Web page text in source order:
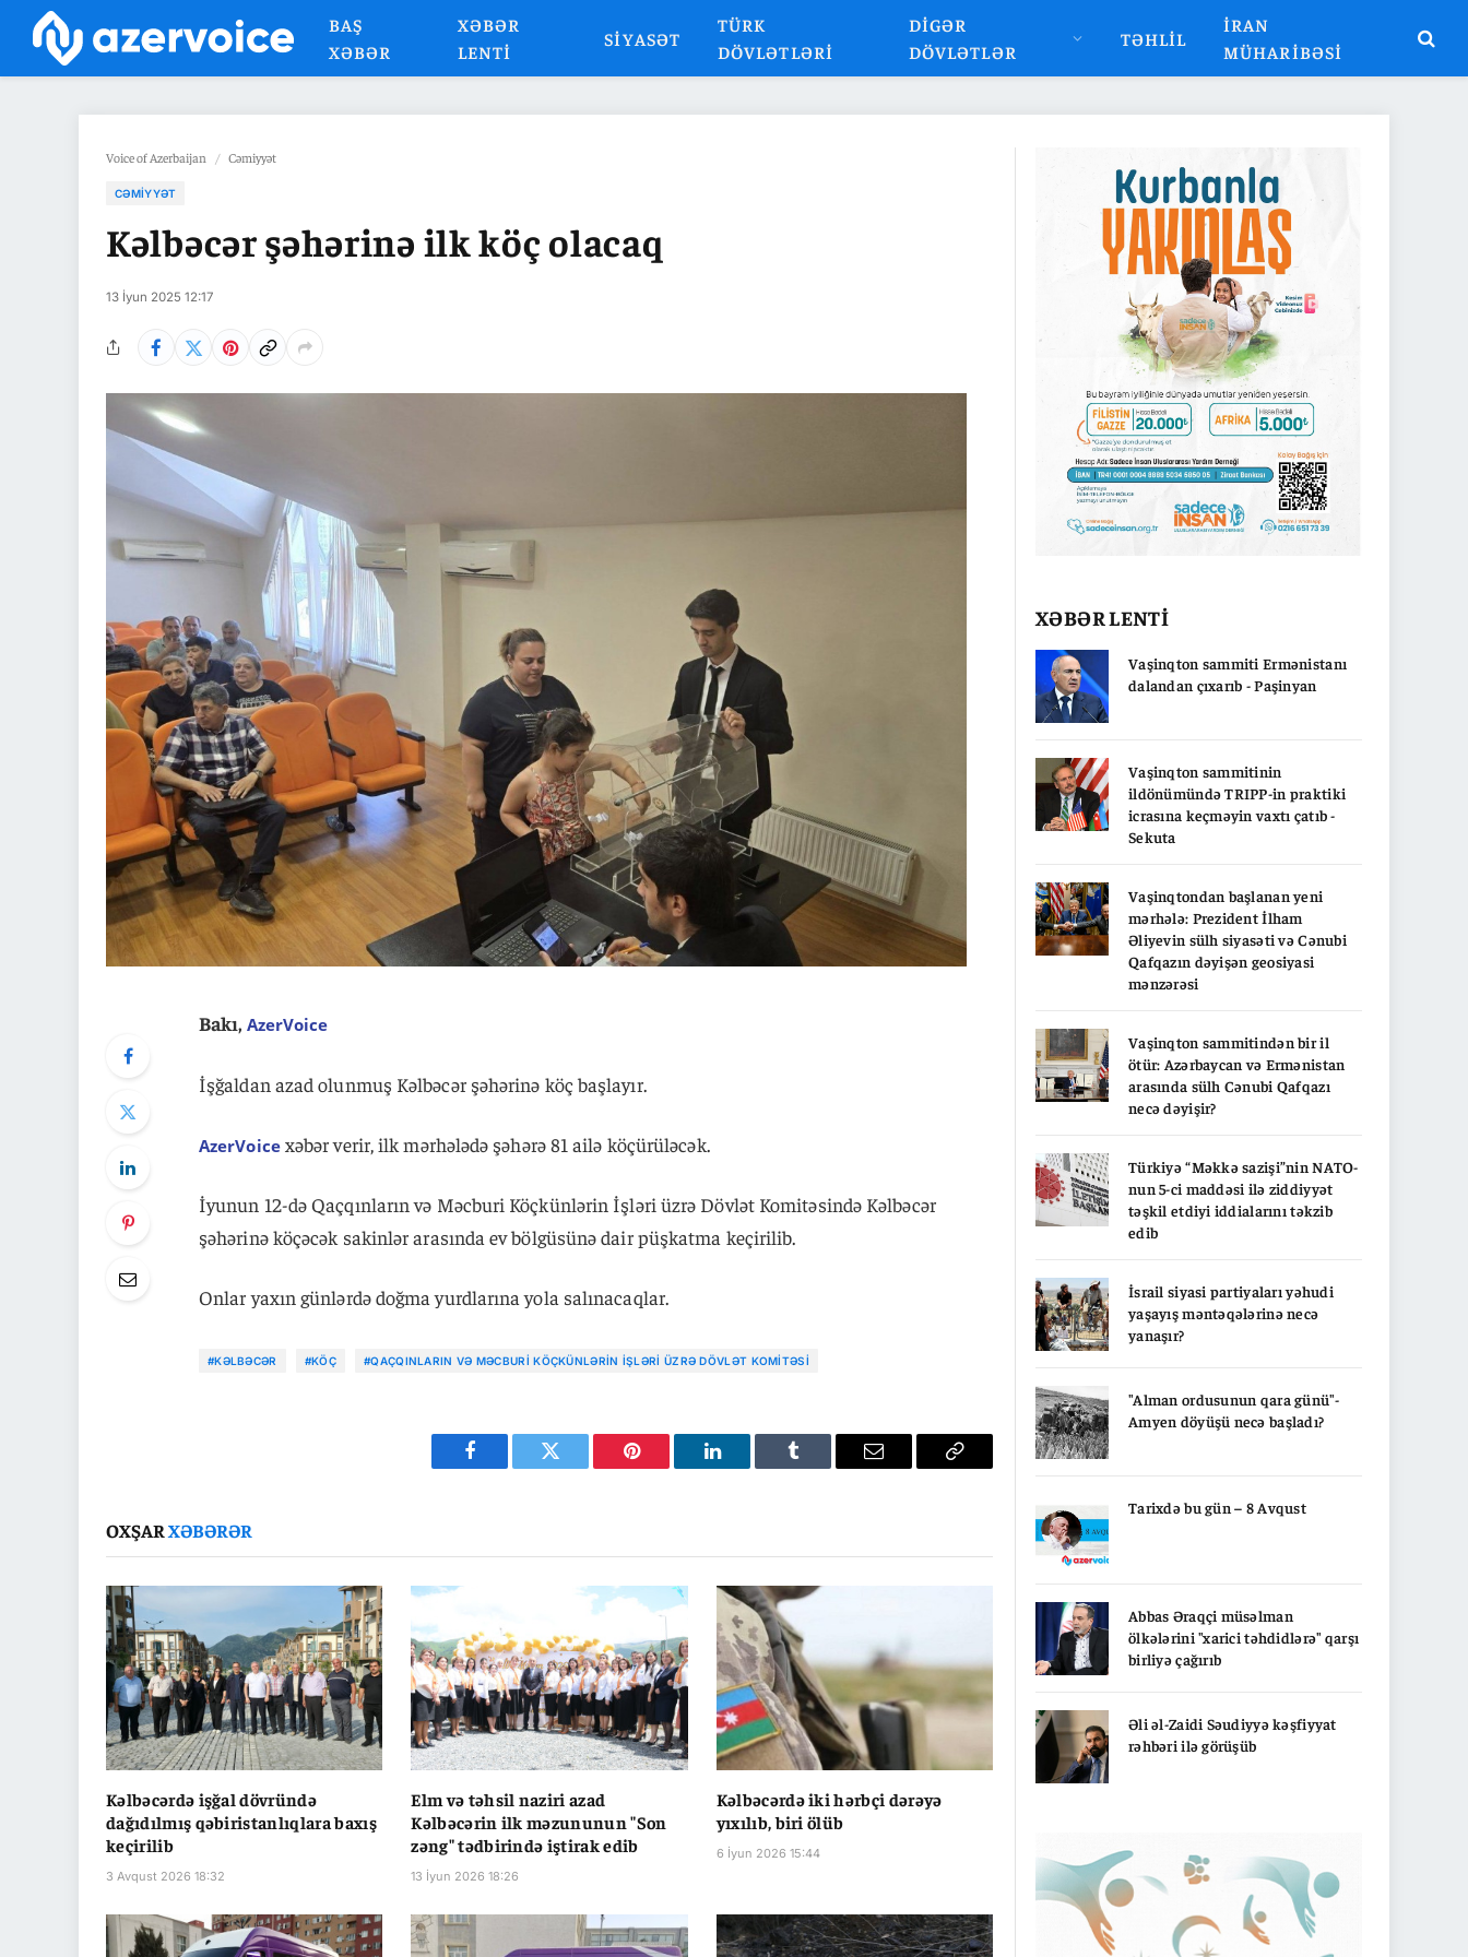
BAŞ
XƏBƏR
XƏBƏR
LENTI
SIYASƏT
TÜRK
DÖVLƏTLƏRI
DIGƏR
DÖVLƏTLƏR
TƏHLIL
İRAN
MÜHARIBƏSI
Voice of Azerbaijan / Cəmiyyət
CƏMIYYƏT
Kəlbəcər şəhərinə ilk köç olacaq
13 İyun 2025 12:17
Bakı, AzerVoice
İşğaldan azad olunmuş Kəlbəcər şəhərinə köç başlayır.
AzerVoicexəbər verir, ilk mərhələdə şəhərə 81 ailə köçürüləcək.
İyunun 12-də Qaçqınların və Məcburi Köçkünlərin İşləri üzrə Dövlət Komitəsində Kəlbəcər
şəhərinə köçəcək sakinlər arasında ev bölgüsünə dair püşkatma keçirilib.
Onlar yaxın günlərdə doğma yurdlarına yola salınacaqlar.
#KƏLBƏCƏR #KÖÇ #QAÇQINLARIN VƏ MƏCBURI KÖÇKÜNLƏRIN İŞLƏRI ÜZRƏ DÖVLƏT KOMITƏSI
Facebook Twitter Pinterest LinkedIn Tumblr Email
Copy
OXŞARXƏBƏRƏR
Kəlbəcərdə işğal dövründə
dağıdılmış qəbiristanlıqlara baxış
keçirilib
3 Avqust 2026 18:32
Elm və təhsil naziri azad
Kəlbəcərin ilk məzununun "Son
zəng" tədbirində iştirak edib
13 İyun 2026 18:26
Kəlbəcərdə iki hərbçi dərəyə
yıxılıb, biri ölüb
6 İyun 2026 15:44
XƏBƏR LENTİ
Vaşinqton sammiti Ermənistanı
dalandan çıxarıb - Paşinyan
Vaşinqton sammitinin
ildönümündə TRIPP-in praktiki
icrasına keçməyin vaxtı çatıb -
Sekuta
Vaşinqtondan başlanan yeni
mərhələ: Prezident İlham
Əliyevin sülh siyasəti və Cənubi
Qafqazın dəyişən geosiyasi
mənzərəsi
Vaşinqton sammitindən bir il
ötür: Azərbaycan və Ermənistan
arasında sülh Cənubi Qafqazı
necə dəyişir?
Türkiyə “Məkkə sazişi”nin NATO-
nun 5-ci maddəsi ilə ziddiyyət
təşkil etdiyi iddialarını təkzib
edib
İsrail siyasi partiyaları yəhudi
yaşayış məntəqələrinə necə
yanaşır?
"Alman ordusunun qara günü"-
Amyen döyüşü necə başladı?
Tarixdə bu gün – 8 Avqust
Abbas Əraqçi müsəlman
ölkələrini "xarici təhdidlərə" qarşı
birliyə çağırıb
Əli əl-Zaidi Səudiyyə kəşfiyyat
rəhbəri ilə görüşüb